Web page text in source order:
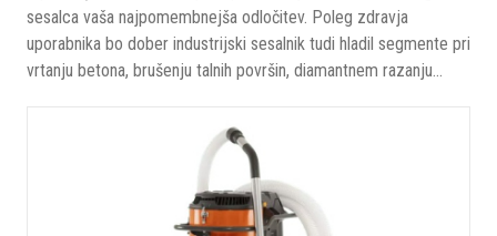
sesalca vaša najpomembnejša odločitev. Poleg zdravja
uporabnika bo dober industrijski sesalnik tudi hladil segmente pri
vrtanju betona, brušenju talnih površin, diamantnem razanju...